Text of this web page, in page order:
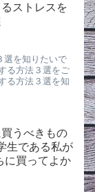
ストレスを
選を知りたいで
る方法３選をご
る方法３選を知
買うべきもの
生である私が
に買ってよか